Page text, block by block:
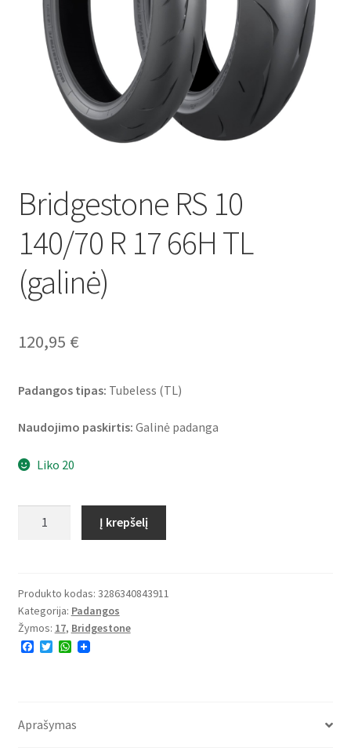
Bridgestone RS 10
140/70 R 17 66H TL
(galinė)
120,95 €
Padangos tipas: Tubeless (TL)
Naudojimo paskirtis: Galinė padanga
Liko 20
10
140/70
R
17
Į krepšelį
Produkto kodas: 3286340843911
Kategorija: Padangos
Žymos: 17, Bridgestone
F
o
T
r
W
p
Aprašymas